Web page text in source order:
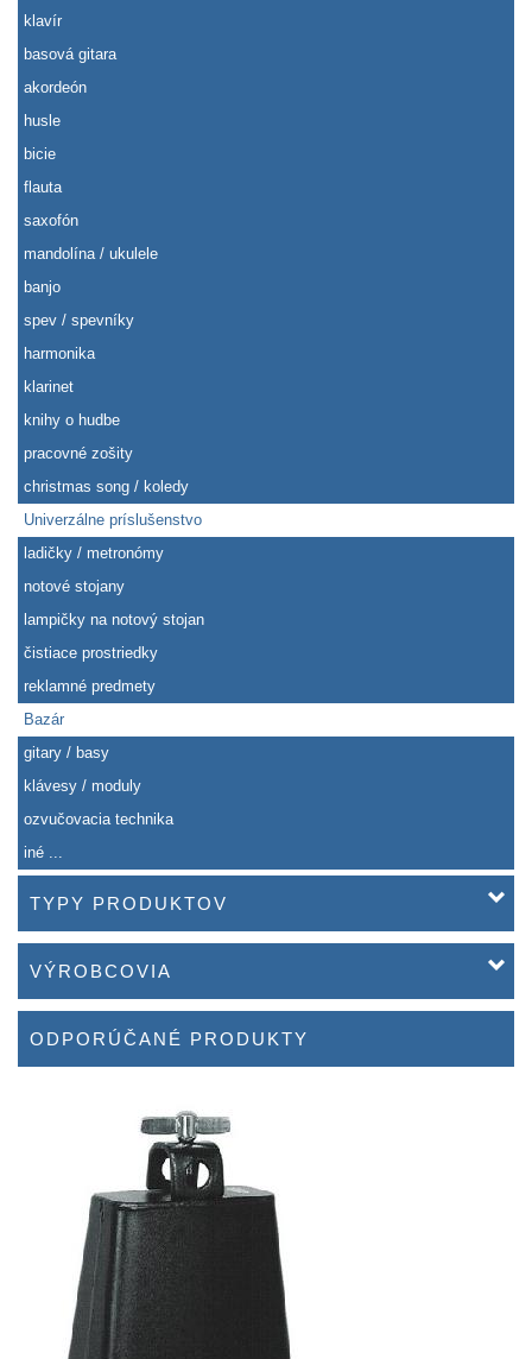
klavír
basová gitara
akordeón
husle
bicie
flauta
saxofón
mandolína / ukulele
banjo
spev / spevníky
harmonika
klarinet
knihy o hudbe
pracovné zošity
christmas song / koledy
Univerzálne príslušenstvo
ladičky / metronómy
notové stojany
lampičky na notový stojan
čistiace prostriedky
reklamné predmety
Bazár
gitary / basy
klávesy / moduly
ozvučovacia technika
iné ...
TYPY PRODUKTOV
VÝROBCOVIA
ODPORÚČANÉ PRODUKTY